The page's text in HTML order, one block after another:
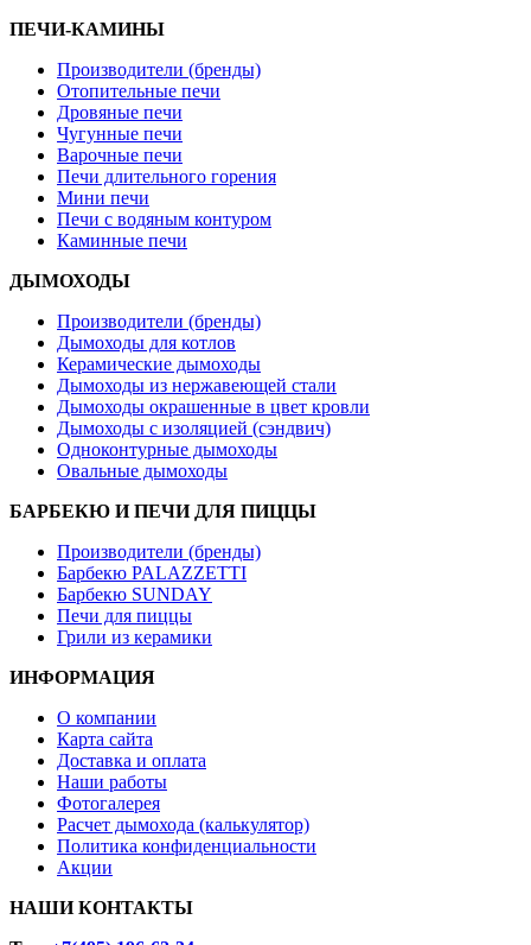
ПЕЧИ-КАМИНЫ
Производители (бренды)
Отопительные печи
Дровяные печи
Чугунные печи
Варочные печи
Печи длительного горения
Мини печи
Печи с водяным контуром
Каминные печи
ДЫМОХОДЫ
Производители (бренды)
Дымоходы для котлов
Керамические дымоходы
Дымоходы из нержавеющей стали
Дымоходы окрашенные в цвет кровли
Дымоходы с изоляцией (сэндвич)
Одноконтурные дымоходы
Овальные дымоходы
БАРБЕКЮ И ПЕЧИ ДЛЯ ПИЦЦЫ
Производители (бренды)
Барбекю PALAZZETTI
Барбекю SUNDAY
Печи для пиццы
Грили из керамики
ИНФОРМАЦИЯ
О компании
Карта сайта
Доставка и оплата
Наши работы
Фотогалерея
Расчет дымохода (калькулятор)
Политика конфиденциальности
Акции
НАШИ КОНТАКТЫ